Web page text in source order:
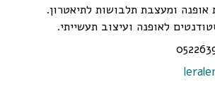
ומעצבת תלבושות לתיאטרון.
לאופנה ועיצוב תעשייתי.